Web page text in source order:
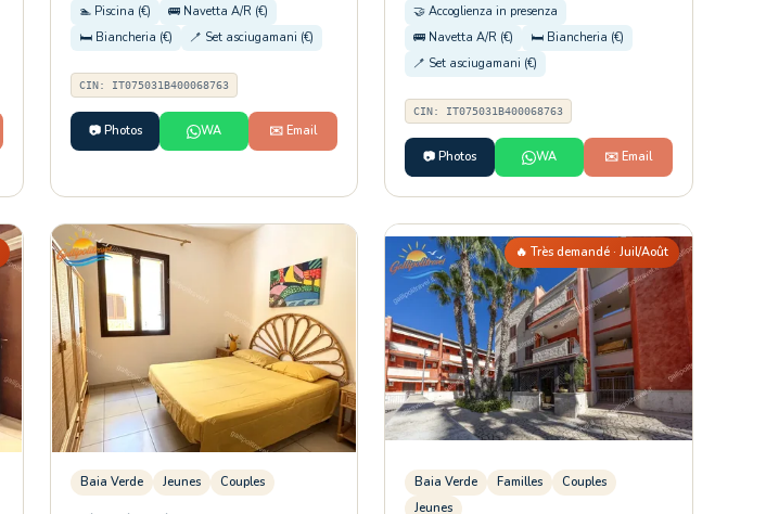
🏊 Piscina (€)
🚌 Navetta A/R (€)
🛏️ Biancheria (€)
🪥 Set asciugamani (€)
CIN: IT075031B400068763
📷 Photos WA ✉️ Email
🤝 Accoglienza in presenza
🚌 Navetta A/R (€)
🛏️ Biancheria (€)
🪥 Set asciugamani (€)
CIN: IT075031B400068763
📷 Photos WA ✉️ Email
Baia Verde Jeunes Couples
🔥 Très demandé · Juil/Août
Baia Verde Familles
Couples
Jeunes